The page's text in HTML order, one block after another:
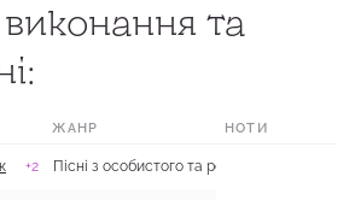
та
ЖАНР НОТИ
+2